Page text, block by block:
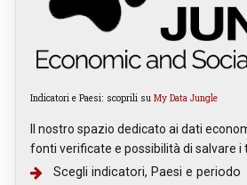
Indicatori e Paesi: scoprili su My Data Jungle
Il nostro spazio dedicato ai dati
fonti verificate e possibilità di salvare i
Scegli indicatori, Paesi e periodo